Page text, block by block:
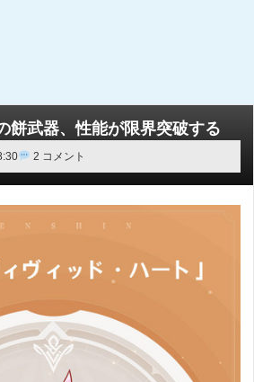
餅武器、性能が限界突破する
2 コメント